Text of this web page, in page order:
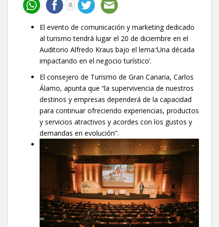
0
El evento de comunicación y marketing dedicado
al turismo tendrá lugar el 20 de diciembre en el
Auditorio Alfredo Kraus bajo el lema:‘Una década
impactando en el negocio turístico’.
El consejero de Turismo de Gran Canaria, Carlos
Álamo, apunta que “la supervivencia de nuestros
destinos y empresas dependerá de la capacidad
para continuar ofreciendo experiencias, productos
y servicios atractivos y acordes con los gustos y
demandas en evolución”.